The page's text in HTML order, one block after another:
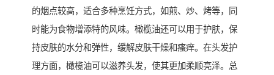
的烟点较高，适合多种烹饪方式，如煎、炒、烤等，同
时能为食物增添特的风味。橄榄油还可以用于护肤，保
持皮肤的水分和弹性，缓解皮肤干燥和瘙痒。在头发护
理方面，橄榄油可以滋养头发，使其更加柔顺亮泽。总